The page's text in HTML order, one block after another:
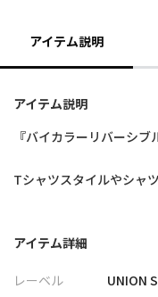
アイテム説明
アイテム説明
『バイカラーリバーシブ
Tシャツスタイルやシャ
「さりげない上品さ」を
アイテム詳細
レーベル
UNION